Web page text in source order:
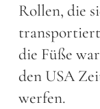
Rollen, die
die Füße
den USA
werfen.